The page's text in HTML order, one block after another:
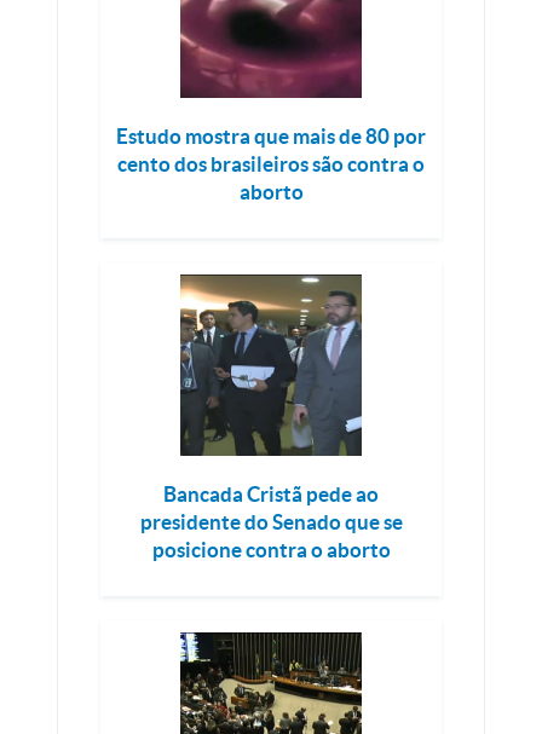
Estudo mostra que mais de 80 por
cento dos brasileiros são contra o
aborto
Bancada Cristã pede ao
presidente do Senado que se
posicione contra o aborto